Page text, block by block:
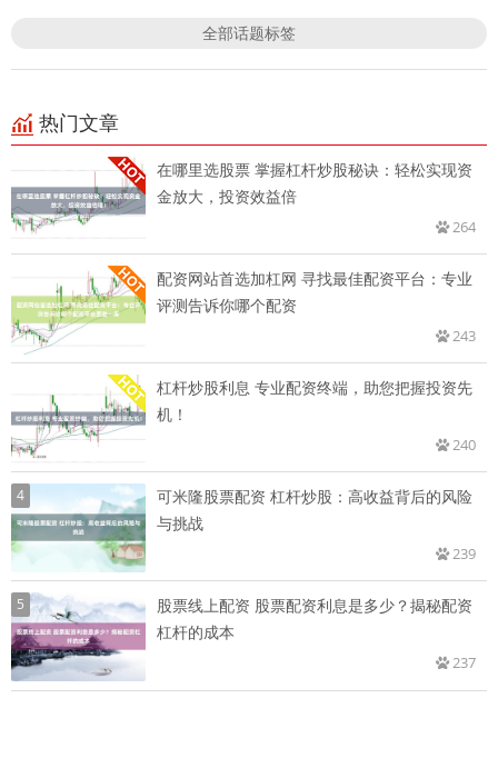
全部话题标签
热门文章
在哪里选股票 掌握杠杆炒股秘诀：轻松实现资
金放大，投资效益倍
264
配资网站首选加杠网 寻找最佳配资平台：专业
评测告诉你哪个配资
243
杠杆炒股利息 专业配资终端，助您把握投资先
机！
240
4
可米隆股票配资 杠杆炒股：高收益背后的风险
与挑战
239
5
股票线上配资 股票配资利息是多少？揭秘配资
杠杆的成本
237